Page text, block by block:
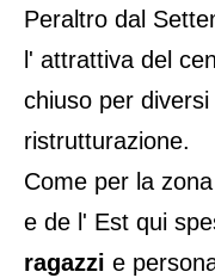
Peraltro dal
l' attrattiva del
chiuso per
ristrutturazione.
Come per la
e de l' Est qui
ragazzi e